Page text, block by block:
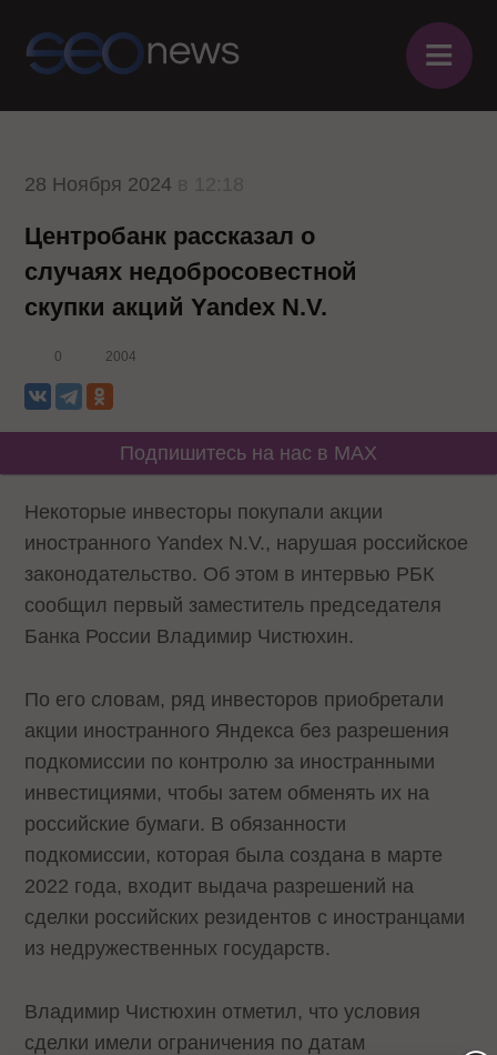
≡
28 Ноября 2024
Центробанк рассказал о
случаях недобросовестной
скупки акций Yandex N.V.
0 2004
Подпишитесь на нас в MAX
Некоторые инвесторы покупали акции
иностранного Yandex N.V., нарушая российское
законодательство. Об этом в интервью РБК
сообщил первый заместитель председателя
Банка России Владимир Чистюхин.
По его словам, ряд инвесторов приобретали
акции иностранного Яндекса без разрешения
подкомиссии по контролю за иностранными
инвестициями, чтобы затем обменять их на
российские бумаги. В обязанности
подкомиссии, которая была создана в марте
2022 года, входит выдача разрешений на
сделки российских резидентов с иностранцами
из недружественных государств.
Владимир Чистюхин отметил, что условия
сделки имели ограничения по датам